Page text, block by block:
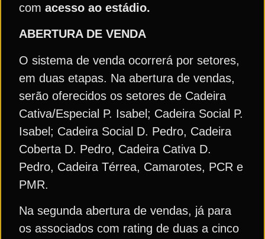
com acesso ao estádio.
ABERTURA DE VENDA
O sistema de venda ocorrerá por setores,
em duas etapas. Na abertura de vendas,
serão oferecidos os setores de Cadeira
Cativa/Especial P. Isabel; Cadeira Social P.
Isabel; Cadeira Social D. Pedro, Cadeira
Coberta D. Pedro, Cadeira Cativa D.
Pedro, Cadeira Térrea, Camarotes, PCR e
PMR.
Na segunda abertura de vendas, já para
os associados com rating de duas a cinco